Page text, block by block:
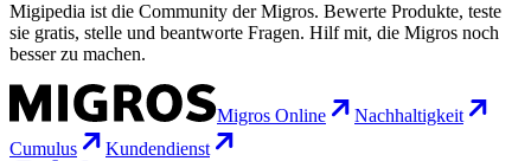
Migipedia ist die Community der Migros. Bewerte Produkte, teste
sie gratis, stelle und beantworte Fragen. Hilf mit, die Migros noch
besser zu machen.
Migros Online
Nachhaltigkeit
Cumulus
Kundendienst